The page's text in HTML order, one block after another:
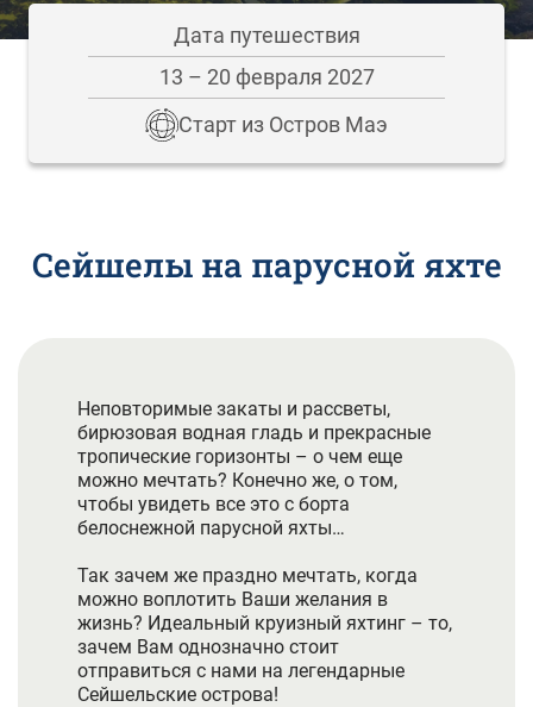
Дата путешествия
13 – 20 февраля 2027
Старт из Остров Маэ
Сейшелы на парусной яхте
Неповторимые закаты и рассветы,
бирюзовая водная гладь и прекрасные
тропические горизонты – о чем еще
можно мечтать? Конечно же, о том,
чтобы увидеть все это с борта
белоснежной парусной яхты…
Так зачем же праздно мечтать, когда
можно воплотить Ваши желания в
жизнь? Идеальный круизный яхтинг – то,
зачем Вам однозначно стоит
отправиться с нами на легендарные
Сейшельские острова!